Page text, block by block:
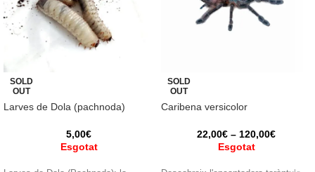
SOLD
OUT
Larves de Dola (pachnoda)
5,00€
Esgotat
SOLD
OUT
Caribena versicolor
22,00€ – 120,00€
Esgotat